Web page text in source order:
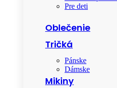
Pre deti
Oblečenie
Tričká
Pánske
Dámske
Mikiny